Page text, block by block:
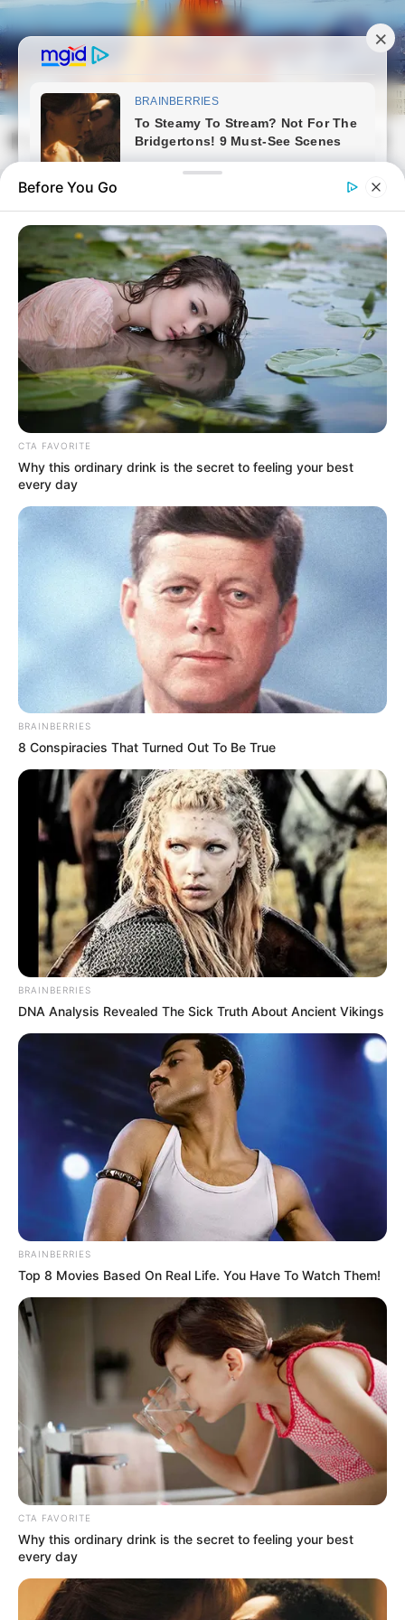
Skip
to
content
Magyarvilag.com
Open
Search
Posted
in
Friss hírek
FRISS: Kapitány István lefejezte
a milliárdos állami pénzekkel
dolgozó vezetést
July 7, 2026
Kapitány István gazdasági és energetikai miniszter
július 6-án jelentette be, hogy visszahívta dr.
Berta Adriennt az EXIM Bank Zrt.-nél és a MEHIB
Zrt.-nél betöltött vezérigazgatói tisztségeiből. A
döntés nemcsak egy személyi változás, hanem egy
Before You Go
CTA FAVORITE
Why this ordinary drink is the secret to feeling your best
every day
BRAINBERRIES
8 Conspiracies That Turned Out To Be True
BRAINBERRIES
DNA Analysis Revealed The Sick Truth About Ancient Vikings
BRAINBERRIES
Top 8 Movies Based On Real Life. You Have To Watch Them!
CTA FAVORITE
Why this ordinary drink is the secret to feeling your best
every day